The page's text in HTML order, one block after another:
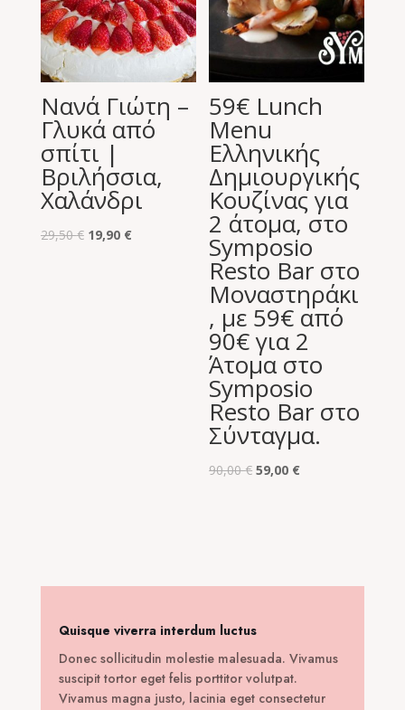
Νανά Γιώτη –
Γλυκά από
σπίτι |
Βριλήσσια,
Χαλάνδρι
29,50€ Original
19,90 €Η
59€ Lunch
Menu
Ελληνικής
Δημιουργικής
Κουζίνας για
2 άτομα, στο
Symposio
Resto Bar στο
Μοναστηράκι
, με 59€ από
90€ για 2
Άτομα στο
Symposio
Resto Bar στο
Σύνταγμα.
90,00€ Original
59,00 €
Quisque viverra interdum luctus
Donec sollicitudin molestie malesuada. Vivamus
suscipit tortor eget felis porttitor volutpat.
Vivamus magna justo, lacinia eget consectetur